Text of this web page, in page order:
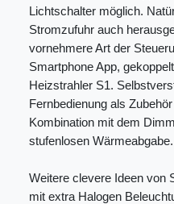
Lichtschalter möglich.
Stromzufuhr auch
vornehmere Art der
Smartphone App,
Heizstrahler S1.
Fernbedienung als
Kombination mit dem
stufenlosen Wärmeabgabe.
Weitere clevere Ideen von
mit extra Halogen